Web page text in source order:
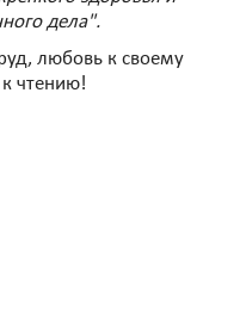
дела".
любовь к своему
чтению!